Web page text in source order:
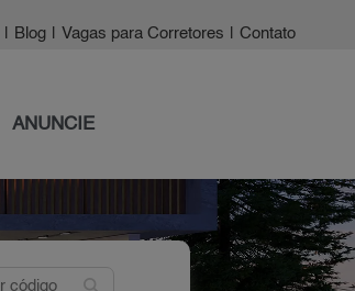
Blog Vagas para Corretores Contato
ANUNCIE